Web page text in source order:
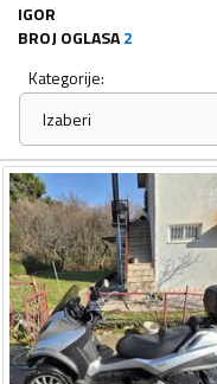
IGOR
BROJ OGLASA2
Kategorije:
Izaberi